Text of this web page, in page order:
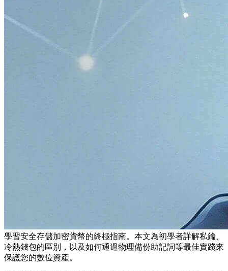
學習安全存儲加密貨幣的終極指南。本文為初學者詳解私鑰、
冷熱錢包的區別，以及如何通過物理備份助記詞等最佳實踐來
保護您的數位資產。